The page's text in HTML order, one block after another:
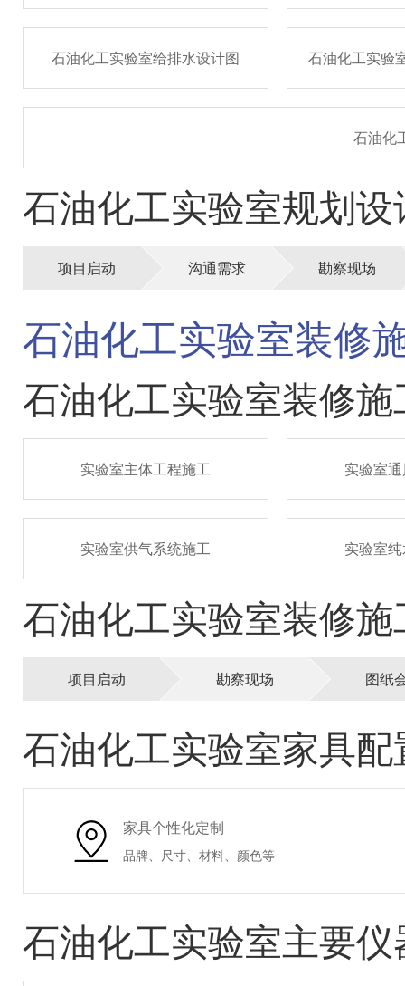
石油化工实验室给排水设计图 石油化工实验
石油化
石油化工实验室规划
项目启动 沟通需求 勘察现场
石油化工实验室装修
石油化工实验室装修
实验室主体工程施工 实验室
实验室供气系统施工 实验室
石油化工实验室装修
项目启动 勘察现场 图纸
石油化工实验室家具配
家具个性化定制
品牌、尺寸、材料、颜色等
石油化工实验室主要